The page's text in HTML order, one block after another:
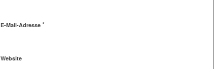
E-Mail-Adresse *
Website